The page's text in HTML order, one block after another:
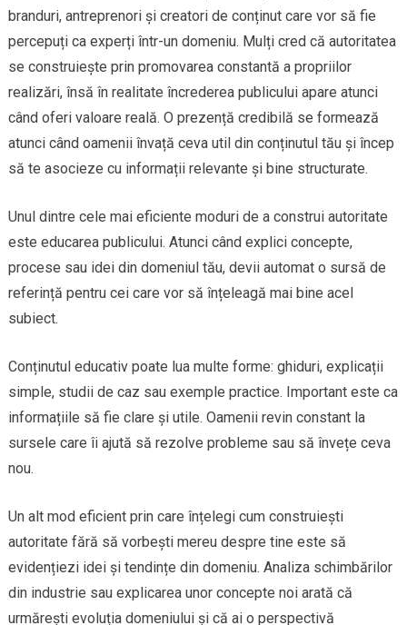
branduri, antreprenori și creatori de conținut care vor să fie
percepuți ca experți într-un domeniu. Mulți cred că autoritatea
se construiește prin promovarea constantă a propriilor
realizări, însă în realitate încrederea publicului apare atunci
când oferi valoare reală. O prezență credibilă se formează
atunci când oamenii învață ceva util din conținutul tău și încep
să te asocieze cu informații relevante și bine structurate.
Unul dintre cele mai eficiente moduri de a construi autoritate
este educarea publicului. Atunci când explici concepte,
procese sau idei din domeniul tău, devii automat o sursă de
referință pentru cei care vor să înțeleagă mai bine acel
subiect.
Conținutul educativ poate lua multe forme: ghiduri, explicații
simple, studii de caz sau exemple practice. Important este ca
informațiile să fie clare și utile. Oamenii revin constant la
sursele care îi ajută să rezolve probleme sau să învețe ceva
nou.
Un alt mod eficient prin care înțelegi cum construiești
autoritate fără să vorbești mereu despre tine este să
evidențiezi idei și tendințe din domeniu. Analiza schimbărilor
din industrie sau explicarea unor concepte noi arată că
urmărești evoluția domeniului și că ai o perspectivă